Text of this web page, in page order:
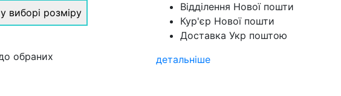
виборі розміру
обраних
Відділення Нової пошти
Кур'єр Нової пошти
Доставка Укр поштою
детальніше